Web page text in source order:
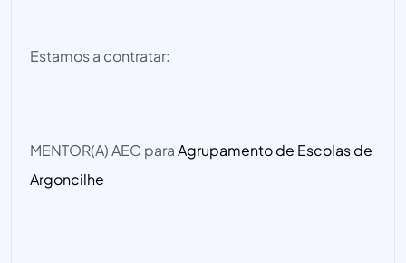
Estamos a contratar:
MENTOR(A) AEC paraAgrupamento de Escolas de
Argoncilhe